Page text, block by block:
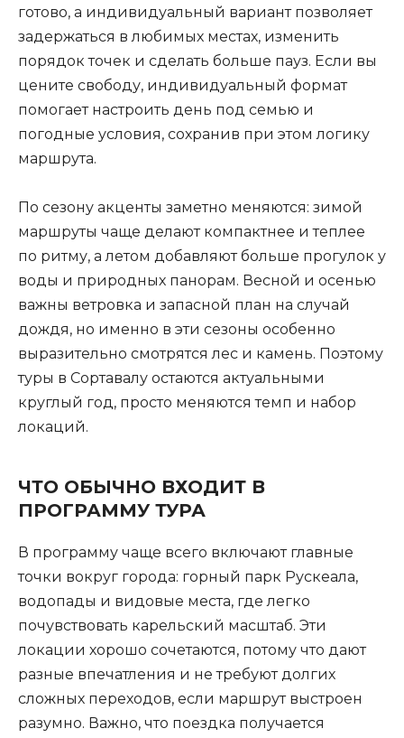
готово, а индивидуальный вариант позволяет
задержаться в любимых местах, изменить
порядок точек и сделать больше пауз. Если вы
цените свободу, индивидуальный формат
помогает настроить день под семью и
погодные условия, сохранив при этом логику
маршрута.
По сезону акценты заметно меняются: зимой
маршруты чаще делают компактнее и теплее
по ритму, а летом добавляют больше прогулок у
воды и природных панорам. Весной и осенью
важны ветровка и запасной план на случай
дождя, но именно в эти сезоны особенно
выразительно смотрятся лес и камень. Поэтому
туры в Сортавалу остаются актуальными
круглый год, просто меняются темп и набор
локаций.
ЧТО ОБЫЧНО ВХОДИТ В
ПРОГРАММУ ТУРА
В программу чаще всего включают главные
точки вокруг города: горный парк Рускеала,
водопады и видовые места, где легко
почувствовать карельский масштаб. Эти
локации хорошо сочетаются, потому что дают
разные впечатления и не требуют долгих
сложных переходов, если маршрут выстроен
разумно. Важно, что поездка получается